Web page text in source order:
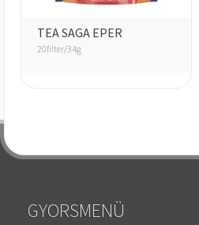
TEA SAGA EPER
20filter/34g
GYORSMENÜ